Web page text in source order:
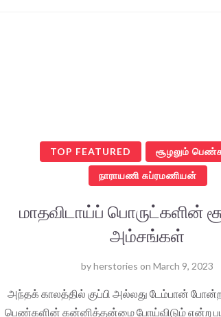
TOP FEATURED சூழலும்
நாராயணி சுப்ரமணியன்
மாதவிடாய்ப் பொருட்களின்
அம்சங்கள்
byherstories on March 9, 2023
அந்தக் காலத்தில் குப்பி அல்லது டேம்பான்
பெண்களின் கன்னித்தன்மை போய்விடும் என்ற